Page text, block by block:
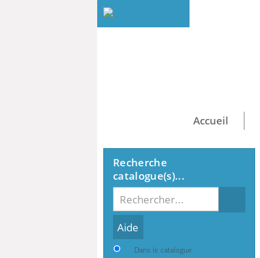
Accueil
Recherche
catalogue(s)...
Dans le catalogue